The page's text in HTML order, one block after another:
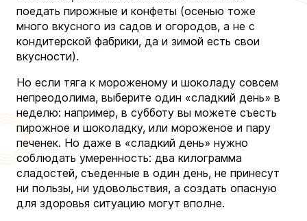
поедать пирожные и конфеты (осенью тоже
много вкусного из садов и огородов, а не с
кондитерской фабрики, да и зимой есть свои
вкусности).
Но если тяга к мороженому и шоколаду совсем
непреодолима, выберите один «сладкий день» в
неделю: например, в субботу вы можете съесть
пирожное и шоколадку, или мороженое и пару
печенек. Но даже в «сладкий день» нужно
соблюдать умеренность: два килограмма
сладостей, съеденные в один день, не принесут
ни пользы, ни удовольствия, а создать опасную
для здоровья ситуацию могут вполне.